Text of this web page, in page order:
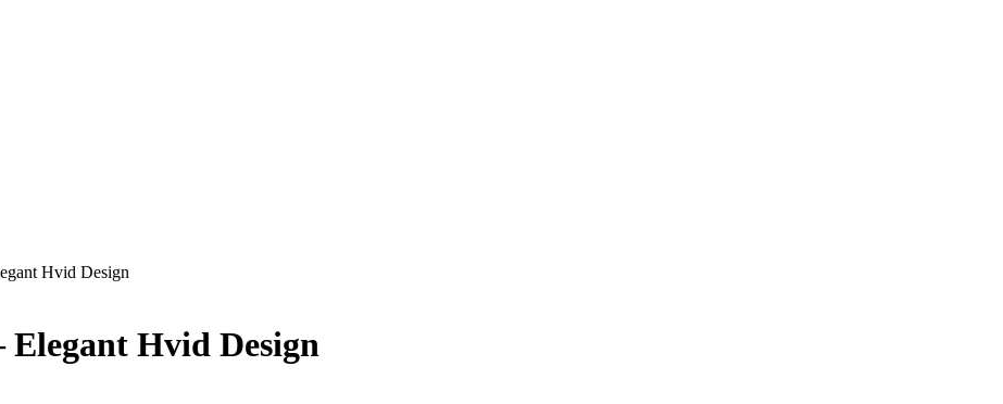
Hvid Design
Hvid Design